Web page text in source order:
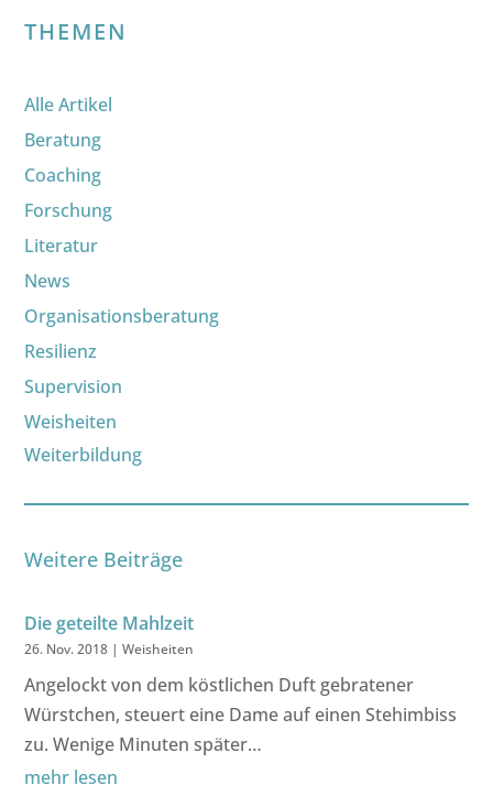
THEMEN
Alle Artikel
Beratung
Coaching
Forschung
Literatur
News
Organisationsberatung
Resilienz
Supervision
Weisheiten
Weiterbildung
Weitere Beiträge
Die geteilte Mahlzeit
26. Nov. 2018 |Weisheiten
Angelockt von dem köstlichen Duft gebratener
Würstchen, steuert eine Dame auf einen Stehimbiss
zu. Wenige Minuten später…
mehr lesen